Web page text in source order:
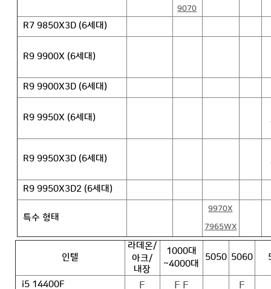
9070
R7 9850X3D (6세대)
R9 9900X (6세대)
R9 9900X3D (6세대)
R9 9950X (6세대)
R9 9950X3D (6세대)
R9 9950X3D2 (6세대)
특수 형태
9970X
7965WX
인텔
라데온/
아크/
내장
1000대
~4000대
5050 5060
i5 14400F F F F F